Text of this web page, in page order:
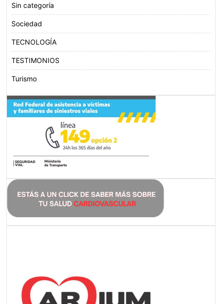
Sin categoría
Sociedad
TECNOLOGÍA
TESTIMONIOS
Turismo